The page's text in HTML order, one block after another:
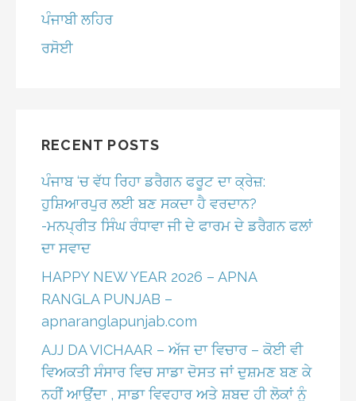
ਪੰਜਾਬੀ ਲਹਿਰ
ਰਸੋਈ
RECENT POSTS
ਪੰਜਾਬ ‘ਚ ਵੱਧ ਰਿਹਾ ਡਰੈਗਨ ਫਰੂਟ ਦਾ ਕ੍ਰੇਜ਼:
ਹੁਸ਼ਿਆਰਪੁਰ ਲਈ ਬਣ ਸਕਦਾ ਹੈ ਵਰਦਾਨ?
-ਮਨਪ੍ਰੀਤ ਸਿੰਘ ਰੰਧਾਵਾ ਜੀ ਦੇ ਫਾਰਮ ਦੇ ਡਰੈਗਨ ਫਲਾਂ
ਦਾ ਸਵਾਦ
HAPPY NEW YEAR 2026 – APNA
RANGLA PUNJAB –
apnaranglapunjab.com
AJJ DA VICHAAR – ਅੱਜ ਦਾ ਵਿਚਾਰ – ਕੋਈ ਵੀ
ਵਿਅਕਤੀ ਸੰਸਾਰ ਵਿਚ ਸਾਡਾ ਦੋਸਤ ਜਾਂ ਦੁਸ਼ਮਣ ਬਣ ਕੇ
ਨਹੀਂ ਆਉਂਦਾ , ਸਾਡਾ ਵਿਵਹਾਰ ਅਤੇ ਸ਼ਬਦ ਹੀ ਲੋਕਾਂ ਨੂੰ